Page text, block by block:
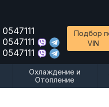
0547111
0547111
0547111
Подбор
VIN
Охлаждение и
Отопление